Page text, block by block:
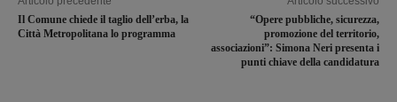
Il Comune chiede il taglio dell’erba, la
Città Metropolitana lo programma
“Opere pubbliche, sicurezza,
promozione del territorio,
associazioni”: Simona Neri presenta i
punti chiave della candidatura